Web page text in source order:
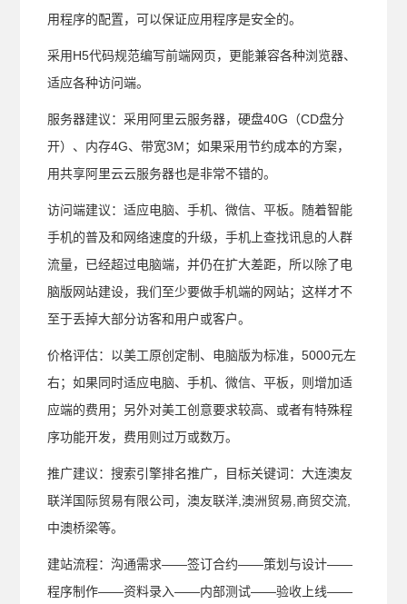
用程序的配置，可以保证应用程序是安全的。
采用H5代码规范编写前端网页，更能兼容各种浏览器、
适应各种访问端。
服务器建议：采用阿里云服务器，硬盘40G（CD盘分
开）、内存4G、带宽3M；如果采用节约成本的方案，
用共享阿里云云服务器也是非常不错的。
访问端建议：适应电脑、手机、微信、平板。随着智能
手机的普及和网络速度的升级，手机上查找讯息的人群
流量，已经超过电脑端，并仍在扩大差距，所以除了电
脑版网站建设，我们至少要做手机端的网站；这样才不
至于丢掉大部分访客和用户或客户。
价格评估：以美工原创定制、电脑版为标准，5000元左
右；如果同时适应电脑、手机、微信、平板，则增加适
应端的费用；另外对美工创意要求较高、或者有特殊程
序功能开发，费用则过万或数万。
推广建议：搜索引擎排名推广，目标关键词：大连澳友
联洋国际贸易有限公司，澳友联洋,澳洲贸易,商贸交流,
中澳桥梁等。
建站流程：沟通需求——签订合约——策划与设计——
程序制作——资料录入——内部测试——验收上线——